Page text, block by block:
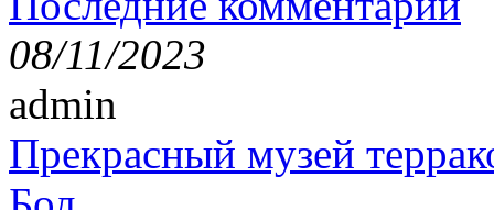
08/11/2023
admin
Прекрасный музей